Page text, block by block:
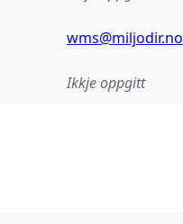
wms@miljodir.no
Ikkje oppgitt